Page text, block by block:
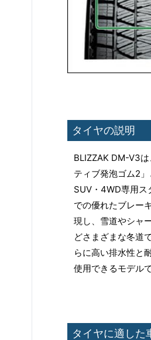
タイヤの説明
BLIZZAK DM-V3
ティブ発泡ゴム2
SUV・4WD専用ス
での優れたブレー
現し、雪道やシャ
どさまざまな冬道
らに高い排水性と
使用できるモデルで
タイヤに適した